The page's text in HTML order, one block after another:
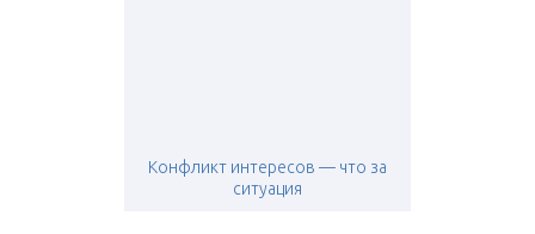
Конфликт интересов — что за
ситуация